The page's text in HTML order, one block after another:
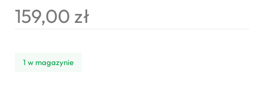
159,00 zł
1 w magazynie